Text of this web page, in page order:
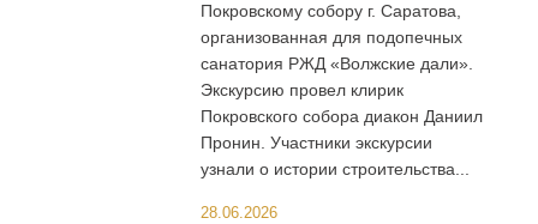
Покровскому собору г. Саратова,
организованная для подопечных
санатория РЖД «Волжские дали».
Экскурсию провел клирик
Покровского собора диакон Даниил
Пронин. Участники экскурсии
узнали о истории строительства...
28.06.2026